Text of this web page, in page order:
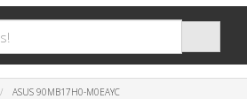
ASUS 90MB17H0-M0EAYC